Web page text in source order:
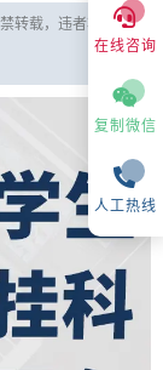
转载，违者将被追
在线咨询
复制微信
人工热线